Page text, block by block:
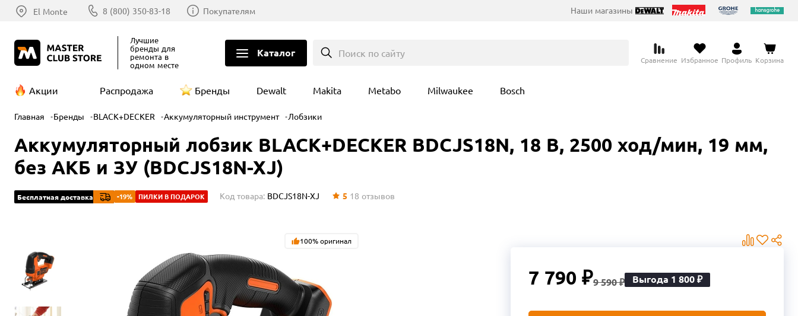
El Monte 8 (800) 350-83-18 Покупателям Наши магазины
Лучшие
бренды для
ремонта в
одном месте
Каталог Поиск по сайту
Сравнение Избранное Профиль Корзина
Акции Распродажа Бренды Dewalt Makita Metabo Milwaukee Bosch
Главная Бренды BLACK+DECKER Аккумуляторный инструмент Лобзики
Аккумуляторный лобзик BLACK+DECKER BDCJS18N, 18 В, 2500 ход/мин, 19 мм,
без АКБ и ЗУ (BDCJS18N-XJ)
Бесплатная доставка -19% ПИЛКИ В ПОДАРОК Код товара: BDCJS18N-XJ 5 18 отзывов
100% оригинал
7 790 ₽9 590 ₽ Выгода 1 800 ₽